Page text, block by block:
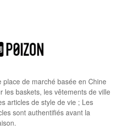
place de marché basée en Chine
les baskets, les vêtements de ville
articles de style de vie ; Les
sont authentifiés avant la